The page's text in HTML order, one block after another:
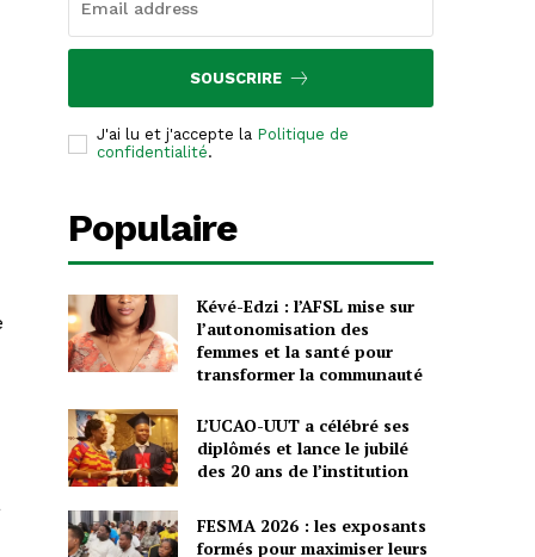
SOUSCRIRE
J'ai lu et j'accepte la Politique de
confidentialité.
Populaire
Kévé-Edzi : l’AFSL mise sur
l’autonomisation des
femmes et la santé pour
transformer la communauté
L’UCAO-UUT a célébré ses
diplômés et lance le jubilé
des 20 ans de l’institution
FESMA 2026 : les exposants
formés pour maximiser leurs